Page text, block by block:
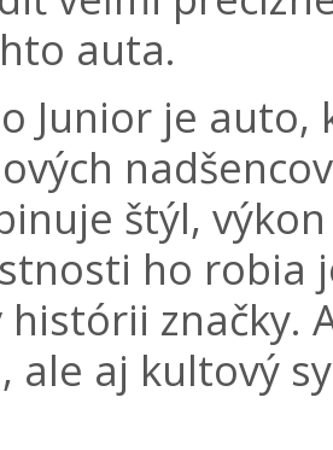
auta.
Junior je
štýl,
ho robia
značky.
ale aj kultový